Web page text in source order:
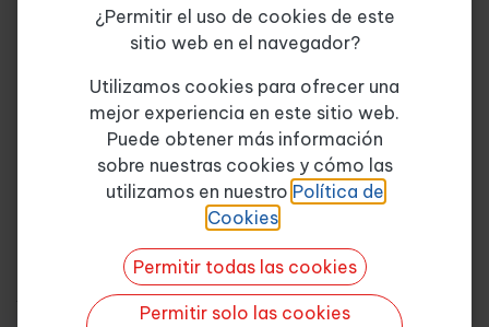
· Exposición a radiaciones ionizantes.
· Exposición a radiaciones no ionizantes.
– Estrés térmico.
Objetivos
Que el personal en centros y trabajos
veterinarios tengan un mayor
Quiero más info
¿Permitir el uso de cookies de este
sitio web en el navegador?
Utilizamos cookies para ofrecer una
mejor experiencia en este sitio web.
Puede obtener más información
sobre nuestras cookies y cómo las
utilizamos en nuestro Política de
Cookies.
Permitir todas las cookies
Permitir solo las cookies